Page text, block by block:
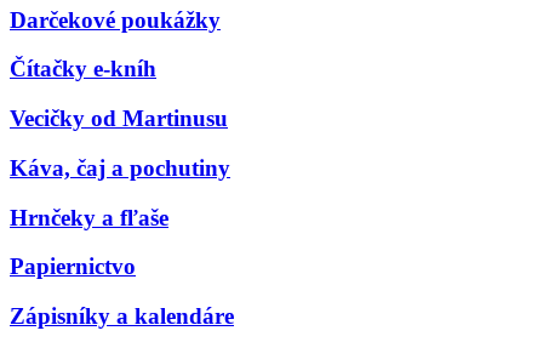
Darčekové poukážky
Čítačky e-kníh
Vecičky od Martinusu
Káva, čaj a pochutiny
Hrnčeky a fľaše
Papiernictvo
Zápisníky a kalendáre